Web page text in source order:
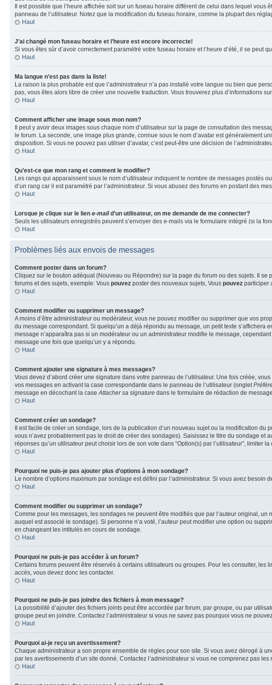
Il est possible que l’heure affichée soit sur un fuseau horaire différent de celui dans lequel
panneau de l’utilisateur. Notez que la modification du fuseau horaire, comme la plupart des
Haut
J’ai changé mon fuseau horaire et l’heure est encore incorrecte!
Si vous êtes sûr d’avoir correctement paramétré votre fuseau horaire et l’heure d’été, il se peut
Haut
Ma langue n’est pas dans la liste!
La raison la plus probable est que l’administrateur n’a pas installé votre langue ou bien que
pas, vous êtes alors libre de créer une nouvelle traduction. Vous trouverez plus d’informations
Haut
Comment afficher une image sous mon nom?
Il peut y avoir deux images sous chaque nom d’utilisateur sur la page de consultation des
le forum. La seconde, une image plus grande, connue sous le nom d’avatar est généralement
disposition. Si vous ne pouvez pas utiliser d’avatar, c’est peut-être une décision de
Haut
Qu’est-ce que mon rang et comment le modifier?
Les rangs qui apparaissent sous le nom d’utilisateur indiquent le nombre de messages postés
d’un rang car il est paramétré par l’administrateur. Si vous abusez des forums en postant des
Haut
Lorsque je clique sur le lien e-maild’un utilisateur, on me demande de me connecter?
Seuls les utilisateurs enregistrés peuvent s’envoyer des e-mails via le formulaire intégré (si la
Haut
Problèmes liés aux envois de messages
Comment poster dans un forum?
Cliquez sur le bouton adéquat (Nouveau ou Répondre) sur la page du forum ou des sujets. Il
forums et des sujets, exemple: Vous pouvez poster des nouveaux sujets, Vous pouvez participer
Haut
Comment modifier ou supprimer un message?
A moins d’être administrateur ou modérateur, vous ne pouvez modifier ou supprimer que vos
du message correspondant. Si quelqu’un a déjà répondu au message, un petit texte
message n’apparaîtra pas si un modérateur ou un administrateur modifie le message,
message une fois que quelqu’un y a répondu.
Haut
Comment ajouter une signature à mes messages?
Vous devez d’abord créer une signature dans votre panneau de l’utilisateur. Une fois créée,
vos messages en activant la case correspondante dans le panneau de l’utilisateur (onglet
message en décochant la caseAttacher sa signature dans le formulaire de rédaction de
Haut
Comment créer un sondage?
Il est facile de créer un sondage, lors de la publication d’un nouveau sujet ou la modification
vous n’avez probablement pas le droit de créer des sondages). Saisissez le titre du sondage
réponses qu’un utilisateur peut choisir lors de son vote dans “Option(s) par l’utilisateur”,
Haut
Pourquoi ne puis-je pas ajouter plus d’options à mon sondage?
Le nombre d’options maximum par sondage est défini par l’administrateur. Si vous avez besoin
Haut
Comment modifier ou supprimer un sondage?
Comme pour les messages, les sondages ne peuvent être modifiés que par l’auteur original,
auquel est associé le sondage). Si personne n’a voté, l’auteur peut modifier une option ou
en changeant les intitulés en cours de sondage.
Haut
Pourquoi ne puis-je pas accéder à un forum?
Certains forums peuvent être réservés à certains utilisateurs ou groupes. Pour les consulter,
accès, vous devez donc les contacter.
Haut
Pourquoi ne puis-je pas joindre des fichiers à mon message?
La possibilité d’ajouter des fichiers joints peut être accordée par forum, par groupe, ou par
groupe peut en joindre. Contactez l’administrateur si vous ne savez pas pourquoi vous ne
Haut
Pourquoi ai-je reçu un avertissement?
Chaque administrateur a son propre ensemble de règles pour son site. Si vous avez dérogé à
par les avertissements d’un site donné. Contactez l’administrateur si vous ne comprenez pas
Haut